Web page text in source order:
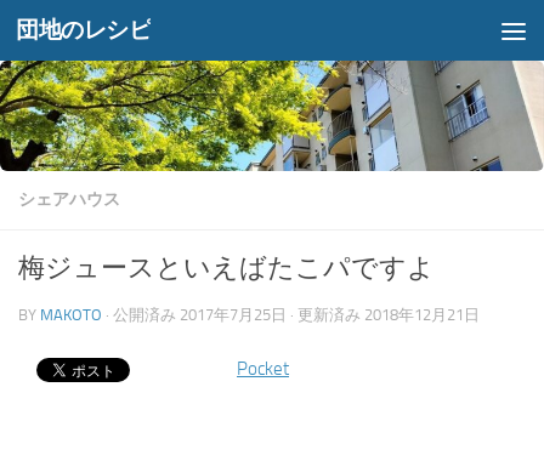
コンテンツへスキップ
団地のレシピ
シェアハウス
梅ジュースといえばたこパですよ
BY MAKOTO · 公開済み 2017年7月25日 · 更新済み 2018年12月21日
Pocket